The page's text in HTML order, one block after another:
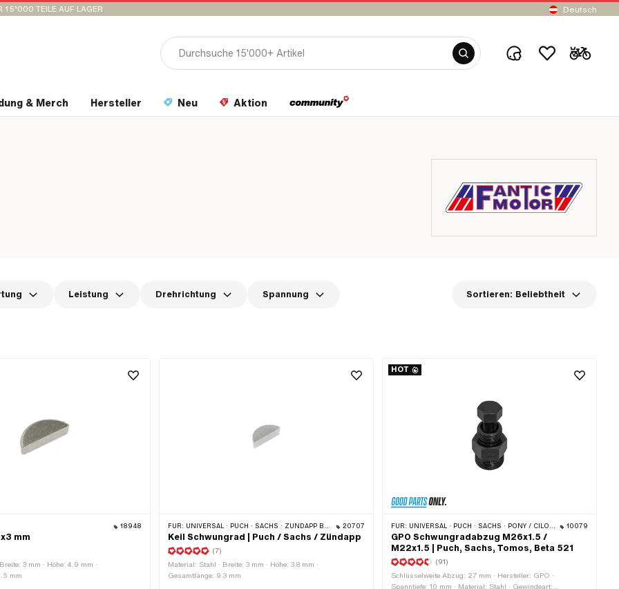
15’000 TEILE AUF LAGER Deutsch
& Merch Hersteller Neu Aktion
Leistung Drehrichtung Spannung Sortieren: Beliebtheit
18948
mm
3 mm · Höhe: 4.9 mm ·
mm
FÜR: UNIVERSAL · PUCH · SACHS · ZÜNDAPP BELMONDO · HERCULES · ZÜNDAPP 20707
Keil Schwungrad | Puch / Sachs / Zündapp
(7)
Material: Stahl · Breite: 3 mm · Höhe: 3.8 mm ·
Gesamtlänge: 9.3 mm
HOT
FÜR: UNIVERSAL · PUCH · SACHS · PONY / CILO (BETA 521 & 512) · ZÜNDAPP BELMONDO · TOMOS · DKW · HERCULES · KREIDLER · ZÜNDAPP · KTM · RIXE 10079
GPO Schwungradabzug M26x1.5 /
M22x1.5 | Puch, Sachs, Tomos, Beta 521
(91)
Schlüsselweite Abzug: 27 mm · Hersteller: GPO ·
Spanntiefe: 10 mm · Material: Stahl · Gewindeart: